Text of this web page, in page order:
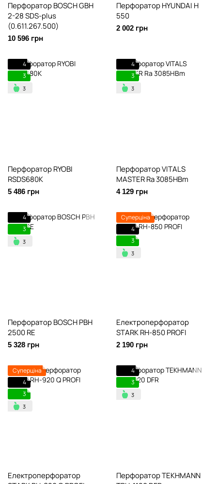
Перфоратор BOSCH GBH
2-28 SDS-plus
(0.611.267.500)
10 596 грн
Перфоратор HYUNDAI H
550
2 002 грн
4
3
Перфоратор RYOBI
RSDS680K
5 486 грн
4
3
Перфоратор VITALS
MASTER Ra 3085HBm
4 129 грн
4
3
Перфоратор BOSCH PBH
2500 RE
5 328 грн
Суперціна
4
3
Електроперфоратор
STARK RH-850 PROFI
2 190 грн
Суперціна
4
3
Електроперфоратор
4
3
Перфоратор TEKHMANN